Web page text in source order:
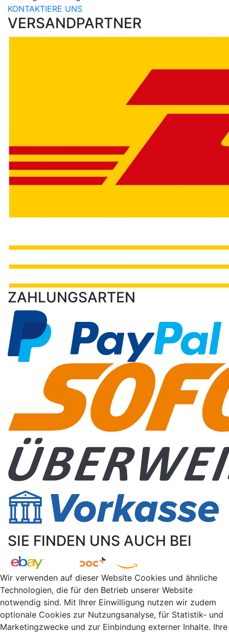
KONTAKTIERE UNS
VERSANDPARTNER
ZAHLUNGSARTEN
SIE FINDEN UNS AUCH BEI
Wir verwenden auf dieser Website Cookies und ähnliche
Technologien, die für den Betrieb unserer Website
notwendig sind. Mit Ihrer Einwilligung nutzen wir zudem
optionale Cookies zur Nutzungsanalyse, für Statistik- und
Marketingzwecke und zur Einbindung externer Inhalte. Ihre